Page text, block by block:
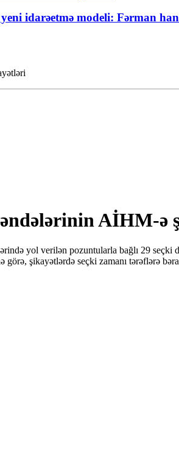
idarəetmə modeli: Fərman
AİHM-ə
yol verilən pozuntularla bağlı 29
şikayətlərdə seçki zamanı tərəflərə